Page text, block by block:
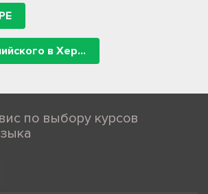
Все школы английского в Херсоне
по выбору курсов